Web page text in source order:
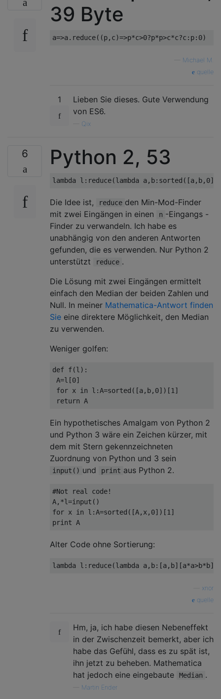
39 Byte
Michael M.
quelle
1
Lieben Sie dieses. Gute Verwendung
von ES6.
Qix
6 Python 2, 53
lambda l : reduce(lambda a, b: sorted ([a, b, 0
Die Idee ist, reduce den Min-Mod-Finder
mit zwei Eingängen in einen
n -Eingangs -
Finder zu verwandeln. Ich habe es
unabhängig von den anderen Antworten
gefunden, die es verwenden. Nur Python 2
unterstützt
reduce .
Die Lösung mit zwei Eingängen ermittelt
einfach den Median der beiden Zahlen und
Null. In meiner Mathematica-Antwort finden
Sie eine direktere Möglichkeit, den Median
zu verwenden.
Weniger golfen:
def f(l ):
A=l [0]
for x in l :A=sorted ([a, b, 0])[1 ]
return A
Ein hypothetisches Amalgam von Python 2
und Python 3 wäre ein Zeichen kürzer, mit
dem mit Stern gekennzeichneten
Zuordnung von Python und 3 sein
input() und print aus Python 2.
#Not real code!
A,*l=input ()
for x in l :A=sorted ([A, x, 0])[1 ]
print A
Alter Code ohne Sortierung:
lambda l : reduce(lambda a, b:[a, b][a*a>b*b
xnor
quelle
Hm, ja, ich habe diesen Nebeneffekt
in der Zwischenzeit bemerkt, aber ich
habe das Gefühl, dass es zu spät ist,
ihn jetzt zu beheben. Mathematica
hat jedoch eine eingebaute
Median .
Martin Ender